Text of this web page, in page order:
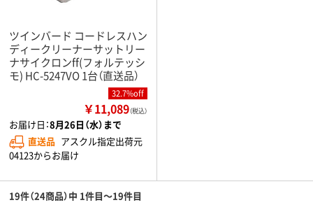
ツインバード コードレスハン
ディークリーナーサットリー
ナサイクロンff(フォルテッシ
モ) HC-5247VO 1台（直送品）
32.7%off
￥11,089（税込）
お届け日：8月26日（水）まで
直送品 アスクル指定出荷元
04123からお届け
19件（24商品）中 1件目～19件目